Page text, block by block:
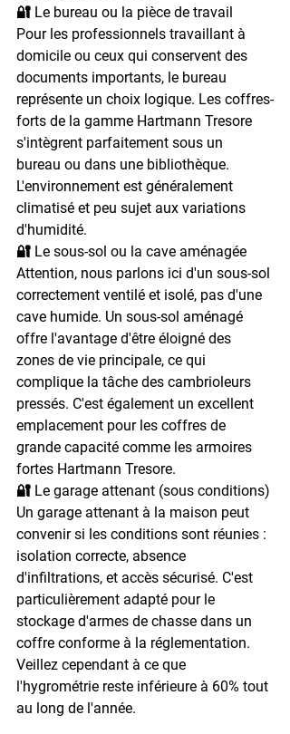
🔐 Le bureau ou la pièce de travail
Pour les professionnels travaillant à
domicile ou ceux qui conservent des
documents importants, le bureau
représente un choix logique. Les coffres-
forts de la gamme Hartmann Tresore
s'intègrent parfaitement sous un
bureau ou dans une bibliothèque.
L'environnement est généralement
climatisé et peu sujet aux variations
d'humidité.
🔐 Le sous-sol ou la cave aménagée
Attention, nous parlons ici d'un sous-sol
correctement ventilé et isolé, pas d'une
cave humide. Un sous-sol aménagé
offre l'avantage d'être éloigné des
zones de vie principale, ce qui
complique la tâche des cambrioleurs
pressés. C'est également un excellent
emplacement pour les coffres de
grande capacité comme les armoires
fortes Hartmann Tresore.
🔐 Le garage attenant (sous conditions)
Un garage attenant à la maison peut
convenir si les conditions sont réunies :
isolation correcte, absence
d'infiltrations, et accès sécurisé. C'est
particulièrement adapté pour le
stockage d'armes de chasse dans un
coffre conforme à la réglementation.
Veillez cependant à ce que
l'hygrométrie reste inférieure à 60% tout
au long de l'année.